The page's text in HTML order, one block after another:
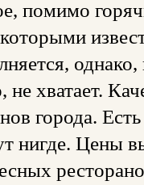
помимо
хватает.
города.
нигде. Цены